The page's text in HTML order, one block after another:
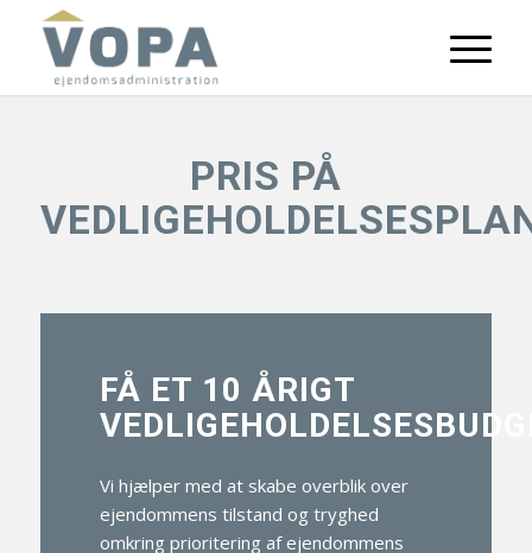
PRIS PÅ
FÅ ET 10 ÅRIGT
Vi hjælper med at skabe overblik over
ejendommens tilstand og tryghed
omkring prioritering af ejendommens